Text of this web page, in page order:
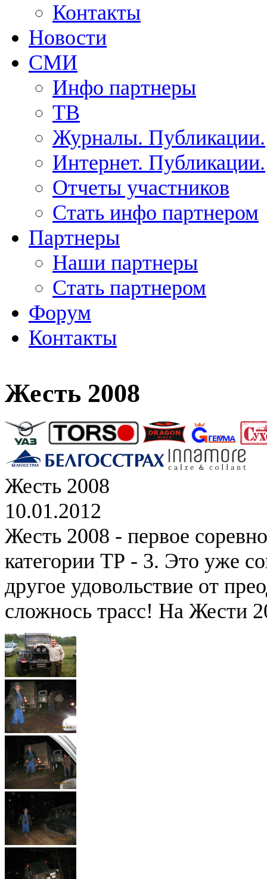
Контакты
Новости
СМИ
Инфо партнеры
ТВ
Журналы. Публикации.
Интернет. Публикации.
Отчеты участников
Стать инфо партнером
Партнеры
Наши партнеры
Стать партнером
Форум
Контакты
Жесть 2008
Жесть 2008
10.01.2012
Жесть 2008 - первое
категории ТР - 3. Это уже
другое удовольствие от
сложнось трасс! На Жести